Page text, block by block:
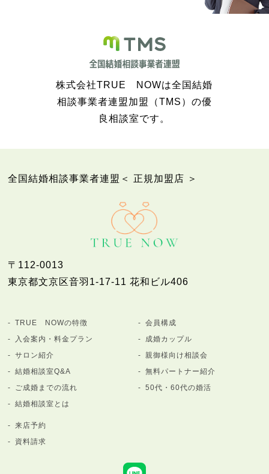
株式会社TRUE NOWは全国結婚
相談事業者連盟加盟（TMS）の優
良相談室です。
全国結婚相談事業者連盟＜ 正規加盟店 ＞
〒112-0013
東京都文京区音羽1-17-11 花和ビル406
TRUE NOWの特徴
入会案内・料金プラン
サロン紹介
結婚相談室Q&A
ご成婚までの流れ
結婚相談室とは
会員構成
成婚カップル
親御様向け相談会
無料パートナー紹介
50代・60代の婚活
来店予約
資料請求